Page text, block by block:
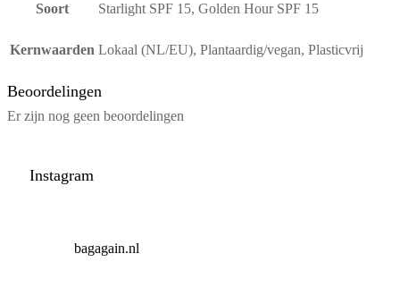
Soort
Starlight SPF 15, Golden Hour SPF 15
Kernwaarden Lokaal (NL/EU), Plantaardig/vegan, Plasticvrij
Beoordelingen
Er zijn nog geen beoordelingen
Instagram
bagagain.nl